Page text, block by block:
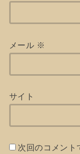
メール ※
サイト
次回のコメント